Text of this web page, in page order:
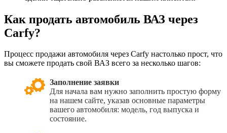
Как продать автомобиль ВАЗ через
Carfy?
Процесс продажи автомобиля через Carfy настолько прост, что
вы сможете продать свой ВАЗ всего за несколько шагов:
Заполнение заявки
Для начала вам нужно заполнить простую форму
на нашем сайте, указав основные параметры
вашего автомобиля: модель, год выпуска и
состояние.